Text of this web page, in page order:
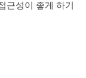
근성이 좋게 하기